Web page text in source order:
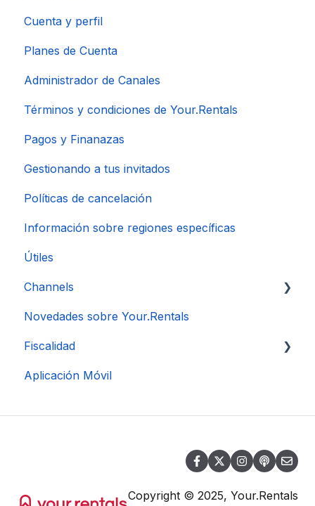
Cuenta y perfil
Planes de Cuenta
Administrador de Canales
Términos y condiciones de Your.Rentals
Pagos y Finanazas
Gestionando a tus invitados
Políticas de cancelación
Información sobre regiones específicas
Útiles
Channels
Conexión de Cuenta
Novedades sobre Your.Rentals
Fiscalidad
DAC 7
Aplicación Móvil
Copyright © 2025, Your.Rentals